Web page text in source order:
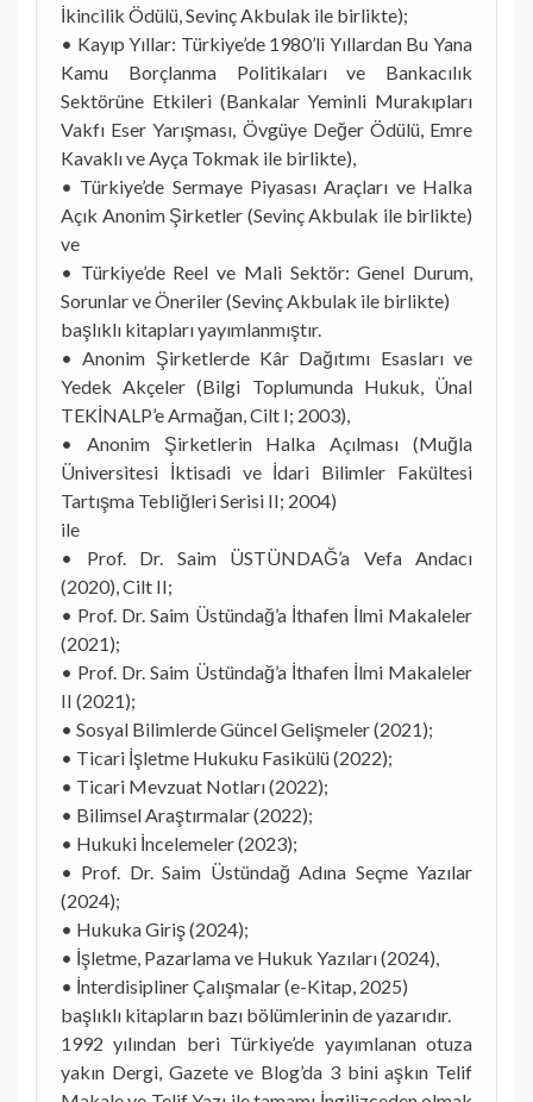
İkincilik Ödülü, Sevinç Akbulak ile birlikte);
• Kayıp Yıllar: Türkiye’de 1980’li Yıllardan Bu Yana
Kamu Borçlanma Politikaları ve Bankacılık
Sektörüne Etkileri (Bankalar Yeminli Murakıpları
Vakfı Eser Yarışması, Övgüye Değer Ödülü, Emre
Kavaklı ve Ayça Tokmak ile birlikte),
• Türkiye’de Sermaye Piyasası Araçları ve Halka
Açık Anonim Şirketler (Sevinç Akbulak ile birlikte)
ve
• Türkiye’de Reel ve Mali Sektör: Genel Durum,
Sorunlar ve Öneriler (Sevinç Akbulak ile birlikte)
başlıklı kitapları yayımlanmıştır.
• Anonim Şirketlerde Kâr Dağıtımı Esasları ve
Yedek Akçeler (Bilgi Toplumunda Hukuk, Ünal
TEKİNALP’e Armağan, Cilt I; 2003),
• Anonim Şirketlerin Halka Açılması (Muğla
Üniversitesi İktisadi ve İdari Bilimler Fakültesi
Tartışma Tebliğleri Serisi II; 2004)
ile
• Prof. Dr. Saim ÜSTÜNDAĞ’a Vefa Andacı
(2020), Cilt II;
• Prof. Dr. Saim Üstündağ’a İthafen İlmi Makaleler
(2021);
• Prof. Dr. Saim Üstündağ’a İthafen İlmi Makaleler
II (2021);
• Sosyal Bilimlerde Güncel Gelişmeler (2021);
• Ticari İşletme Hukuku Fasikülü (2022);
• Ticari Mevzuat Notları (2022);
• Bilimsel Araştırmalar (2022);
• Hukuki İncelemeler (2023);
• Prof. Dr. Saim Üstündağ Adına Seçme Yazılar
(2024);
• Hukuka Giriş (2024);
• İşletme, Pazarlama ve Hukuk Yazıları (2024),
• İnterdisipliner Çalışmalar (e-Kitap, 2025)
başlıklı kitapların bazı bölümlerinin de yazarıdır.
1992 yılından beri Türkiye’de yayımlanan otuza
yakın Dergi, Gazete ve Blog’da 3 bini aşkın Telif